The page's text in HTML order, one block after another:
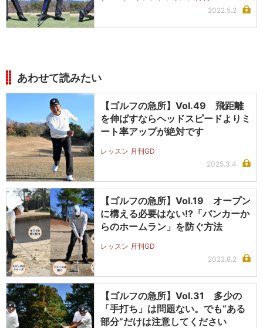
2022.5.2
あわせて読みたい
【ゴルフの急所】Vol.49 飛距離
を伸ばすならヘッドスピードよりミ
ート率アップが絶対です
レッスン 月刊GD
2025.3.4
【ゴルフの急所】Vol.19 オープン
に構える必要はない!?「バンカーか
らのホームラン」を防ぐ方法
レッスン 月刊GD
2022.8.2
【ゴルフの急所】Vol.31 多少の
「手打ち」は問題ない。でも“ある
部分”だけは注意してください